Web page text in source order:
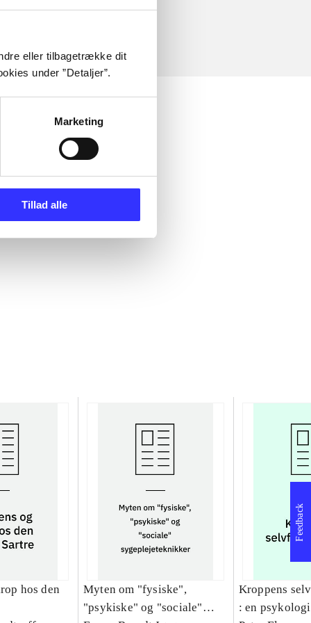
eller tilbagetrække dit
under ”Detaljer”.
Marketing
Tillad alle
hos den
Myten om "fysiske",
"psykiske" og "sociale"
Kroppens
: en
Feedback